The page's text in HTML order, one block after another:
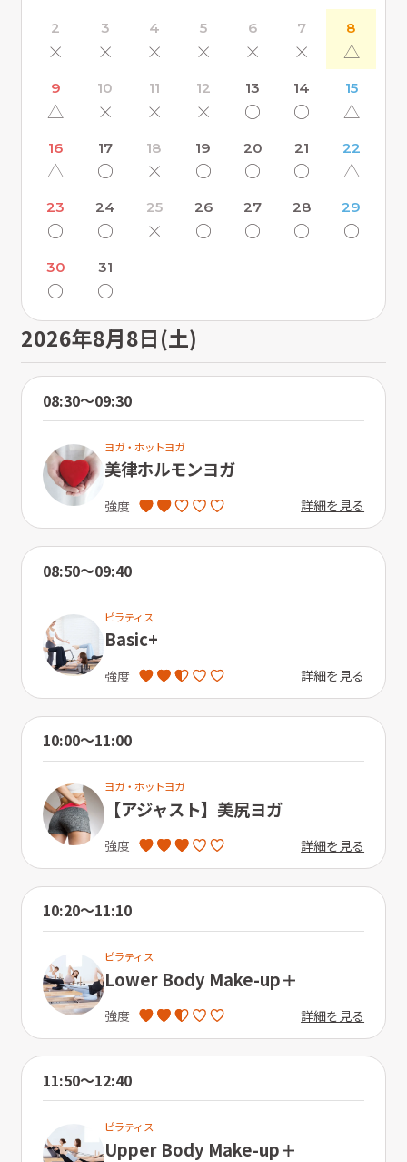
2
×
3
×
4
×
5
×
6
×
7
×
8
△
9
△
10
×
11
×
12
×
13
〇
14
〇
15
△
16
△
17
〇
18
×
19
〇
20
〇
21
〇
22
△
23
〇
24
〇
25
×
26
〇
27
〇
28
〇
29
〇
30
〇
31
〇
2026年8月8日(土)
08:30〜09:30
ヨガ・ホットヨガ
美律ホルモンヨガ
強度 詳細を見る
08:50〜09:40
ピラティス
Basic+
強度 詳細を見る
10:00〜11:00
ヨガ・ホットヨガ
【アジャスト】美尻ヨガ
強度 詳細を見る
10:20〜11:10
ピラティス
Lower Body Make-up＋
強度 詳細を見る
11:50〜12:40
ピラティス
Upper Body Make-up＋